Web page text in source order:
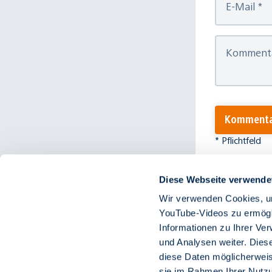
Diese Webseite
Wir verwenden Cookies,
YouTube-Videos zu
Informationen zu Ihrer
und Analysen weiter.
diese Daten
E-Mail *
* Pflichtfeld